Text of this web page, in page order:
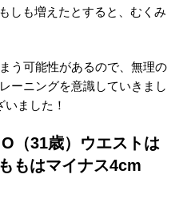
しも増えたとすると、むくみ
う可能性があるので、無理の
ーニングを意識していきまし
ました！
（31歳）ウエストは
もはマイナス4cm